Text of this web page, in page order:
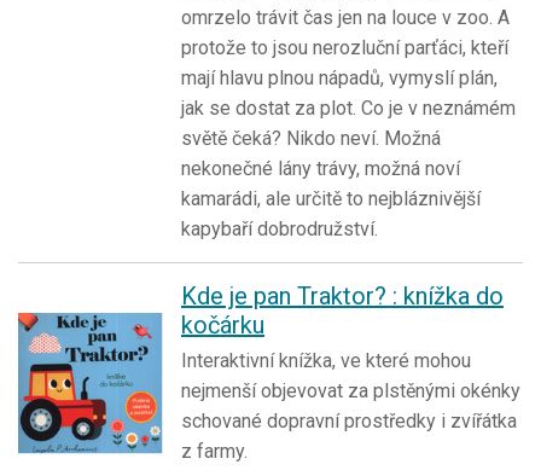
omrzelo trávit čas jen na louce v zoo. A
protože to jsou nerozluční parťáci, kteří
mají hlavu plnou nápadů, vymyslí plán,
jak se dostat za plot. Co je v neznámém
světě čeká? Nikdo neví. Možná
nekonečné lány trávy, možná noví
kamarádi, ale určitě to nejbláznivější
kapybaří dobrodružství.
Kde je pan Traktor? : knížka do
kočárku
Interaktivní knížka, ve které mohou
nejmenší objevovat za plstěnými okénky
schované dopravní prostředky i zvířátka
z farmy.